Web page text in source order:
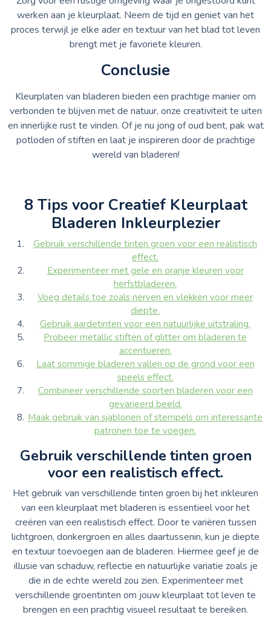
werken aan je kleurplaat. Neem de tijd en geniet van het
proces terwijl je elke ader en textuur van het blad tot leven
brengt met je favoriete kleuren.
Conclusie
Kleurplaten van bladeren bieden een prachtige manier om
verbonden te blijven met de natuur, onze creativiteit te uiten
en innerlijke rust te vinden. Of je nu jong of oud bent, pak wat
potloden of stiften en laat je inspireren door de prachtige
wereld van bladeren!
8 Tips voor Creatief Kleurplaat
Bladeren Inkleurplezier
Gebruik verschillende tinten groen voor een realistisch
effect.
Experimenteer met gele en oranje kleuren voor
herfstbladeren.
Voeg details toe zoals nerven en vlekken voor meer
diepte.
Gebruik aardetinten voor een natuurlijke uitstraling.
Probeer metallic stiften of glitter om bladeren te
accentueren.
Laat sommige bladeren vallen op de grond voor een
speels effect.
Combineer verschillende soorten bladeren voor een
gevarieerd beeld.
Maak gebruik van sjablonen of stempels om interessante
patronen toe te voegen.
Gebruik verschillende tinten groen
voor een realistisch effect.
Het gebruik van verschillende tinten groen bij het inkleuren
van een kleurplaat met bladeren is essentieel voor het
creëren van een realistisch effect. Door te variëren tussen
lichtgroen, donkergroen en alles daartussenin, kun je diepte
en textuur toevoegen aan de bladeren. Hiermee geef je de
illusie van schaduw, reflectie en natuurlijke variatie zoals je
die in de echte wereld zou zien. Experimenteer met
verschillende groentinten om jouw kleurplaat tot leven te
brengen en een prachtig visueel resultaat te bereiken.